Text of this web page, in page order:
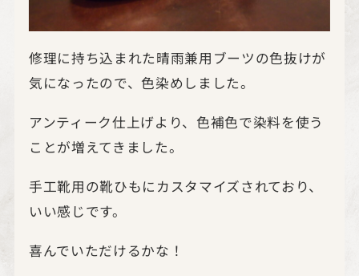
修理に持ち込まれた晴雨兼用ブーツの色抜けが
気になったので、色染めしました。
アンティーク仕上げより、色補色で染料を使う
ことが増えてきました。
手工靴用の靴ひもにカスタマイズされており、
いい感じです。
喜んでいただけるかな！